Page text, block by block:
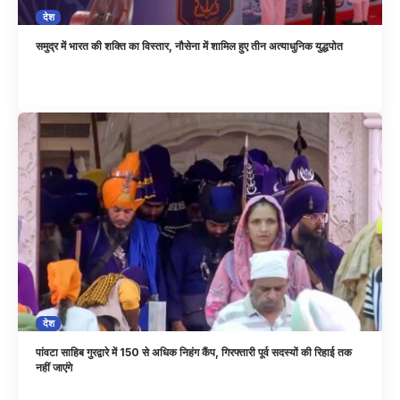
देश
समुद्र में भारत की शक्ति का विस्तार, नौसेना में शामिल हुए तीन अत्याधुनिक युद्धपोत
देश
पांवटा साहिब गुरद्वारे में 150 से अधिक निहंग कैंप, गिरफ्तारी पूर्व सदस्यों की रिहाई तक
नहीं जाएंगे